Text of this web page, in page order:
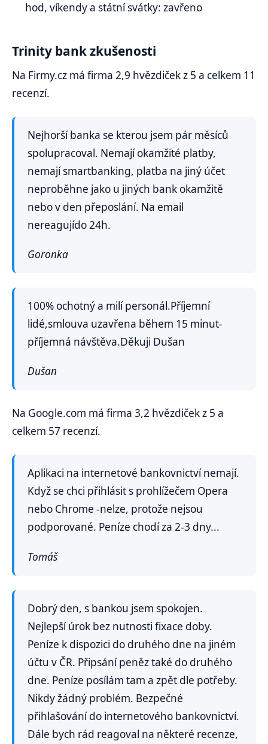
hod, víkendy a státní svátky: zavřeno
Trinity bank zkušenosti
Na Firmy.cz má firma 2,9 hvězdiček z 5 a celkem 11
recenzí.
Nejhorší banka se kterou jsem pár měsíců
spolupracoval. Nemají okamžité platby,
nemají smartbanking, platba na jiný účet
neproběhne jako u jiných bank okamžitě
nebo v den přeposlání. Na email
nereagujído 24h.
Goronka
100% ochotný a milí personál.Příjemní
lidé,smlouva uzavřena během 15 minut-
příjemná návštěva.Děkuji Dušan
Dušan
Na Google.com má firma 3,2 hvězdiček z 5 a
celkem 57 recenzí.
Aplikaci na internetové bankovnictví nemají.
Když se chci přihlásit s prohlížečem Opera
nebo Chrome -nelze, protože nejsou
podporované. Peníze chodí za 2-3 dny...
Tomáš
Dobrý den, s bankou jsem spokojen.
Nejlepší úrok bez nutnosti fixace doby.
Peníze k dispozici do druhého dne na jiném
účtu v ČR. Připsání peněz také do druhého
dne. Peníze posílám tam a zpět dle potřeby.
Nikdy žádný problém. Bezpečné
přihlašování do internetového bankovnictví.
Dále bych rád reagoval na některé recenze,